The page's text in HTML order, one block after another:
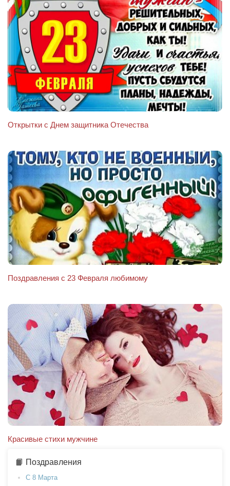
Открытки с Днем защитника Отечества
Поздравления с 23 Февраля любимому
Красивые стихи мужчине
📙 Поздравления
С 8 Марта